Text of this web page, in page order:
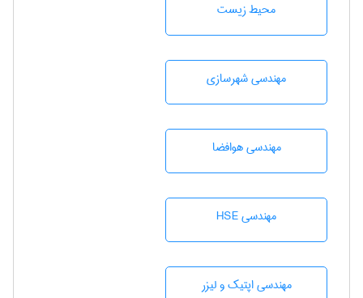
محيط زيست
مهندسی شهرسازی
مهندسی هوافضا
مهندسی HSE
مهندسی اپتیک و لیزر